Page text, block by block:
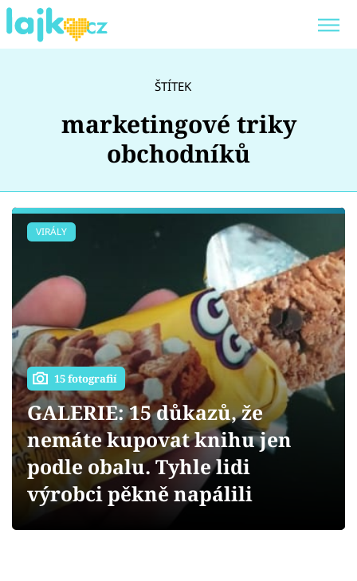
Showbyznys
Youtubeři
Virály
Sex a vztahy
Videa
Sledujte prima+
Přihlášení
ŠTÍTEK
marketingové triky
obchodníků
VIRÁLY
15 fotografií
GALERIE: 15 důkazů, že
nemáte kupovat knihu jen
podle obalu. Tyhle lidi
výrobci pěkně napálili